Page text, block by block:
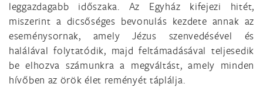
leggazdagabb időszaka. Az Egyház kifejezi hitét,
miszerint a dicsőséges bevonulás kezdete annak az
eseménysornak, amely Jézus szenvedésével és
halálával folytatódik, majd feltámadásával teljesedik
be elhozva számunkra a megváltást, amely minden
hívőben az örök élet reményét táplálja.